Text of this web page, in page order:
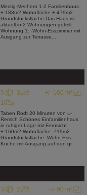
Merzig-Mechern 1-2 Familienhaus
+-183m2 Wohnfläche +-479m2
Grundstücksfläche Das Haus ist
aktuell in 2 Wohnungen geteilt
Wohnung 1: -Wohn-Esszimmer mit
Ausgang zur Terrasse...
+/- 160 m²
5
3
1
Taben Rodt 20 Minuten von L-
Remich Schönes Einfamilienhaus
in ruhiger Lage mit Fernsicht
+-160m2 Wohnfläche -719m2
Grundstücksfläche -Wohn-Ess-
Küche mit Ausgang auf den gr...
+/- 90 m²
3
2